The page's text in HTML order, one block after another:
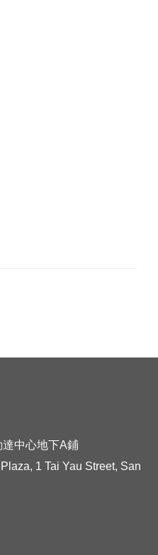
中心地下A鋪
1 Tai Yau Street, San